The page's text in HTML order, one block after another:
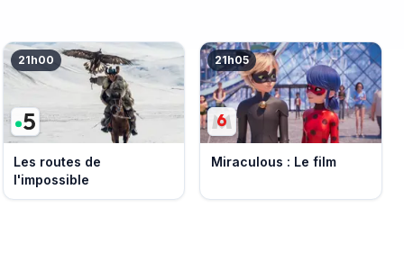
21h00
Les routes de
l'impossible
21h05
Miraculous : Le film